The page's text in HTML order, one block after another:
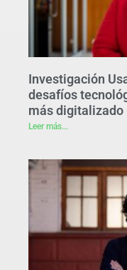
Investigación
desafíos
más digitalizado
Leer más...